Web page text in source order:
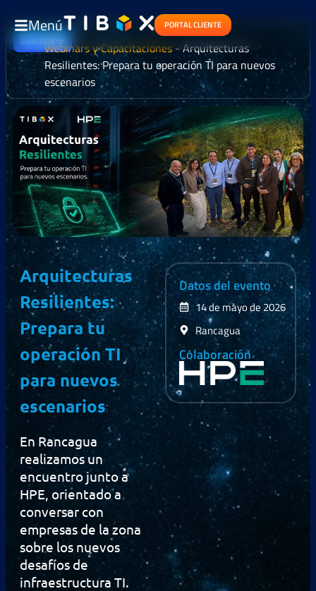
Menú PORTAL CLIENTE
EventosWebinars y Capacitaciones-Arquitecturas
Resilientes: Prepara tu operación TI para nuevos
escenarios
Arquitecturas
Resilientes:
Prepara tu
operación TI
para nuevos
escenarios
En Rancagua
realizamos un
encuentro junto a
HPE, orientado a
conversar con
empresas de la zona
sobre los nuevos
desafíos de
infraestructura TI.
Datos del evento
14 de mayo de 2026
Rancagua
Colaboración